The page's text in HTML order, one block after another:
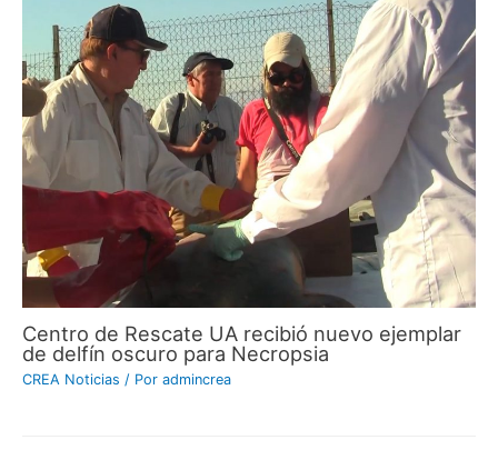
Centro de Rescate UA recibió nuevo ejemplar
de delfín oscuro para Necropsia
CREA Noticias / Por admincrea